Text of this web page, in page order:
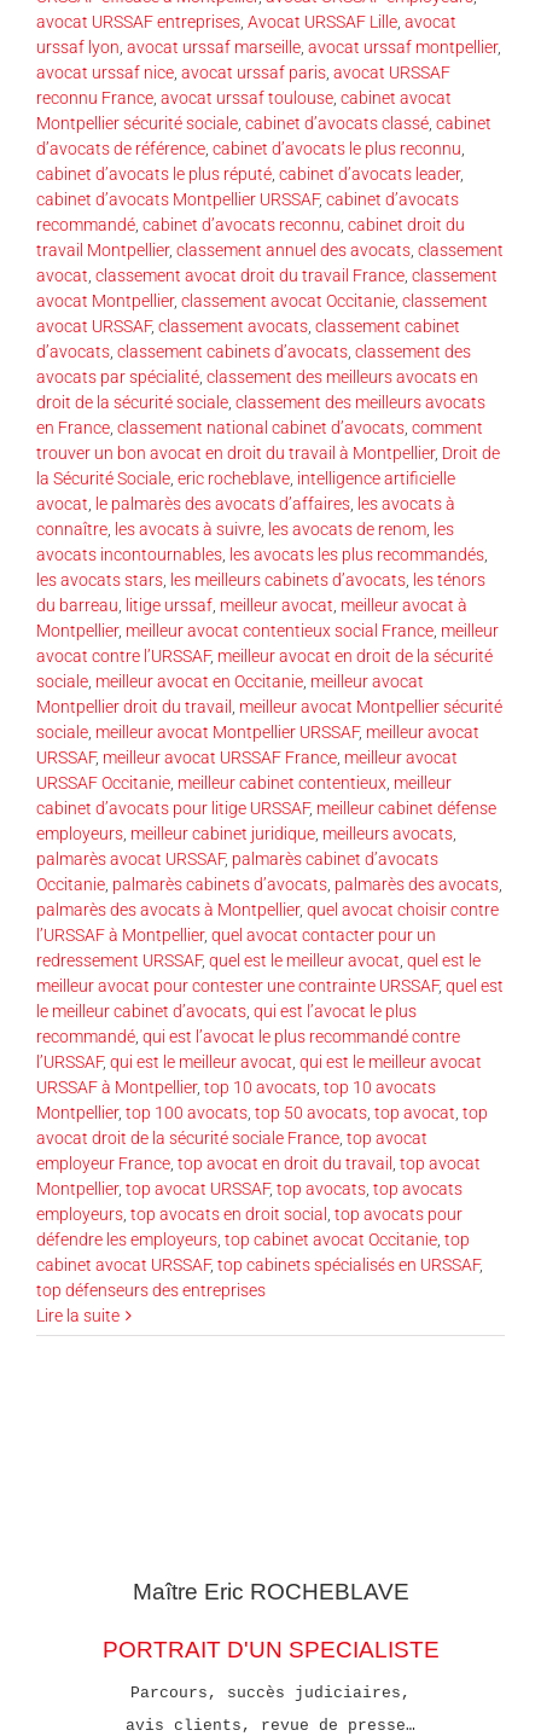
avocat URSSAF entreprises Avocat URSSAF Lille avocat
urssaf lyon avocat urssaf marseille avocat urssaf montpellier,
avocat urssaf nice avocat urssaf paris avocat URSSAF
reconnu France avocat urssaf toulouse cabinet avocat
Montpellier sécurité sociale cabinet d’avocats classé cabinet
d’avocats de référence cabinet d’avocats le plus reconnu
cabinet d’avocats le plus réputé cabinet d’avocats leader,
cabinet d’avocats Montpellier URSSAF, cabinet d’avocats
recommandé cabinet d’avocats reconnu cabinet droit du
travail Montpellier, classement annuel des avocats classement
avocat classement avocat droit du travail France classement
avocat Montpellier, classement avocat Occitanie classement
avocat URSSAF, classement avocats classement cabinet
d’avocats classement cabinets d’avocats classement des
avocats par spécialité classement des meilleurs avocats en
droit de la sécurité sociale classement des meilleurs avocats
en France classement national cabinet d’avocats comment
trouver un bon avocat en droit du travail à Montpellier, Droit de
la Sécurité Sociale eric rocheblave intelligence artificielle
avocat le palmarès des avocats d’affaires les avocats à
connaître les avocats à suivre les avocats de renom les
avocats incontournables les avocats les plus recommandés
les avocats stars les meilleurs cabinets d’avocats les ténors
du barreau litige urssaf meilleur avocat meilleur avocat à
Montpellier, meilleur avocat contentieux social France meilleur
avocat contre l’URSSAF, meilleur avocat en droit de la sécurité
sociale meilleur avocat en Occitanie meilleur avocat
Montpellier droit du travail meilleur avocat Montpellier sécurité
sociale meilleur avocat Montpellier URSSAF, meilleur avocat
URSSAF, meilleur avocat URSSAF France meilleur avocat
URSSAF Occitanie meilleur cabinet contentieux meilleur
cabinet d’avocats pour litige URSSAF, meilleur cabinet défense
employeurs meilleur cabinet juridique meilleurs avocats
palmarès avocat URSSAF, palmarès cabinet d’avocats
Occitanie palmarès cabinets d’avocats palmarès des avocats
palmarès des avocats à Montpellier, quel avocat choisir contre
l’URSSAF à Montpellier, quel avocat contacter pour un
redressement URSSAF, quel est le meilleur avocat quel est le
meilleur avocat pour contester une contrainte URSSAF, quel est
le meilleur cabinet d’avocats qui est l’avocat le plus
recommandé qui est l’avocat le plus recommandé contre
l’URSSAF, qui est le meilleur avocat qui est le meilleur avocat
URSSAF à Montpellier, top 10 avocats top 10 avocats
Montpellier, top 100 avocats top 50 avocats top avocat top
avocat droit de la sécurité sociale France top avocat
employeur France top avocat en droit du travail top avocat
Montpellier, top avocat URSSAF, top avocats top avocats
employeurs top avocats en droit social top avocats pour
défendre les employeurs top cabinet avocat Occitanie top
cabinet avocat URSSAF, top cabinets spécialisés en URSSAF,
top défenseurs des entreprises
Lire la suite
Maître Eric ROCHEBLAVE
PORTRAIT D'UN SPECIALISTE
Parcours, succès judiciaires,
avis clients, revue de presse…